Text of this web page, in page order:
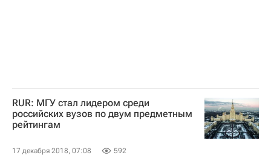
RUR: МГУ стал лидером среди
российских вузов по двум предметным
рейтингам
17 декабря 2018, 07:08 592